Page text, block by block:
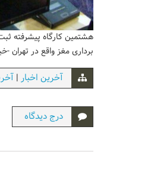
برداری مغز واقع در تهران
آخرین اخبار |
درج دیدگاه